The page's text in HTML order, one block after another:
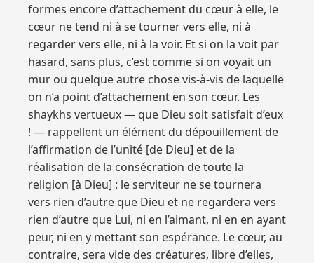
formes encore d’attachement du cœur à elle, le
cœur ne tend ni à se tourner vers elle, ni à
regarder vers elle, ni à la voir. Et si on la voit par
hasard, sans plus, c’est comme si on voyait un
mur ou quelque autre chose vis-à-vis de laquelle
on n’a point d’attachement en son cœur. Les
shaykhs vertueux — que Dieu soit satisfait d’eux
! — rappellent un élément du dépouillement de
l’affirmation de l’unité [de Dieu] et de la
réalisation de la consécration de toute la
religion [à Dieu] : le serviteur ne se tournera
vers rien d’autre que Dieu et ne regardera vers
rien d’autre que Lui, ni en l’aimant, ni en en ayant
peur, ni en y mettant son espérance. Le cœur, au
contraire, sera vide des créatures, libre d’elles,